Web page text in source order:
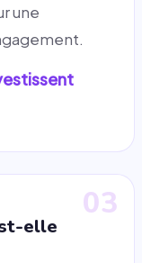
une
03
elle